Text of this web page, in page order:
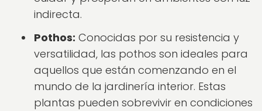
indirecta.
Pothos: Conocidas por su resistencia y
versatilidad, las pothos son ideales para
aquellos que están comenzando en el
mundo de la jardinería interior. Estas
plantas pueden sobrevivir en condiciones